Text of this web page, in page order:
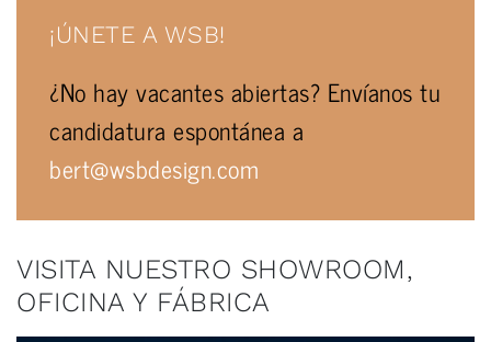
¡ÚNETE A WSB!
¿No hay vacantes abiertas? Envíanos tu
candidatura espontánea a
bert@wsbdesign.com
VISITA NUESTRO SHOWROOM,
OFICINA Y FÁBRICA